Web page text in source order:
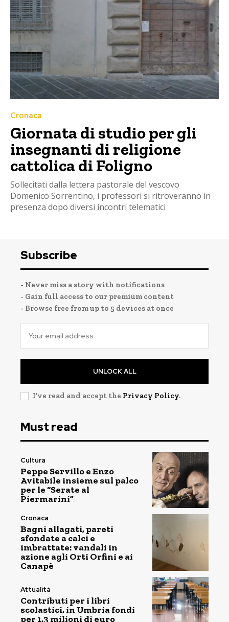
Cronaca
Giornata di studio per gli
insegnanti di religione
cattolica di Foligno
Sollecitati dalla lettera pastorale del vescovo
Domenico Sorrentino, i professori si ritroveranno in
presenza dopo diversi incontri telematici
Subscribe
- Never miss a story with notifications
- Gain full access to our premium content
- Browse free from up to 5 devices at once
UNLOCK ALL
I've read and accept the Privacy Policy.
Must read
Cultura
Peppe Servillo e Enzo
Avitabile insieme sul palco
per le “Serate al
Piermarini”
Cronaca
Bagni allagati, pareti
sfondate a calci e
imbrattate: vandali in
azione agli Orti Orfini e ai
Canapè
Attualità
Contributi per i libri
scolastici, in Umbria fondi
per 1,3 milioni di euro